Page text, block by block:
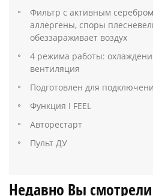
Фильтр с активным
аллергены, споры
обеззараживает воздух
4 режима работы:
вентиляция
Подготовлен для
Функция I FEEL
Авторестарт
Пульт ДУ
Недавно Вы смотрели